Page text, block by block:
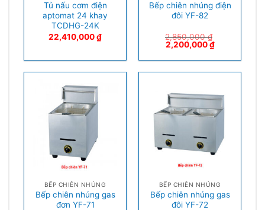
Tủ nấu cơm điện
aptomat 24 khay
TCDHG-24K
22,410,000₫
Bếp chiên nhúng điện
đôi YF-82
2,850,000₫
2,200,000₫
BẾP CHIÊN NHÚNG
Bếp chiên nhúng gas
đơn YF-71
BẾP CHIÊN NHÚNG
Bếp chiên nhúng gas
đôi YF-72